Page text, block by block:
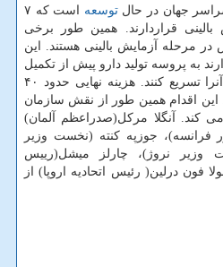
توسعه
است که ۷
قراردارند. همین طور برخی
در مرحله آزمایش بالینی هستند. این
به پروسه تولید دارو پیش از تکمیل
آزمایش بالینی نهایی کمک و آنرا تسریع کنند. هزینه نهایی حدود ۴۰
این اقدام همین طور از نقش سازمان
کند. آنگلا مرکل(صدراعظم آلمان)
فرانسه)، جوزپه کنته (نخست وزیر
وزیر نروژ)، چارلز میشل(رییس
فون درلین( رئیس اتحادیه اروپا) از